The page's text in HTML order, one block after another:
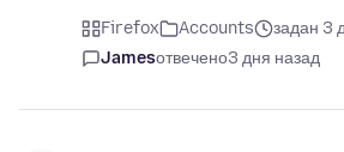
Firefox Accounts
задан 3
Jamesотвечено3 дня назад